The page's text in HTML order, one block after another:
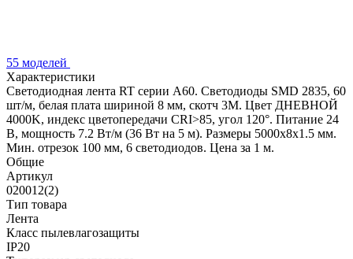
55 моделей
Характеристики
Светодиодная лента RT серии A60. Светодиоды SMD 2835, 60
шт/м, белая плата шириной 8 мм, скотч 3M. Цвет ДНЕВНОЙ
4000K, индекс цветопередачи CRI>85, угол 120°. Питание 24
В, мощность 7.2 Вт/м (36 Вт на 5 м). Размеры 5000x8x1.5 мм.
Мин. отрезок 100 мм, 6 светодиодов. Цена за 1 м.
Общие
Артикул
020012(2)
Тип товара
Лента
Класс пылевлагозащиты
IP20